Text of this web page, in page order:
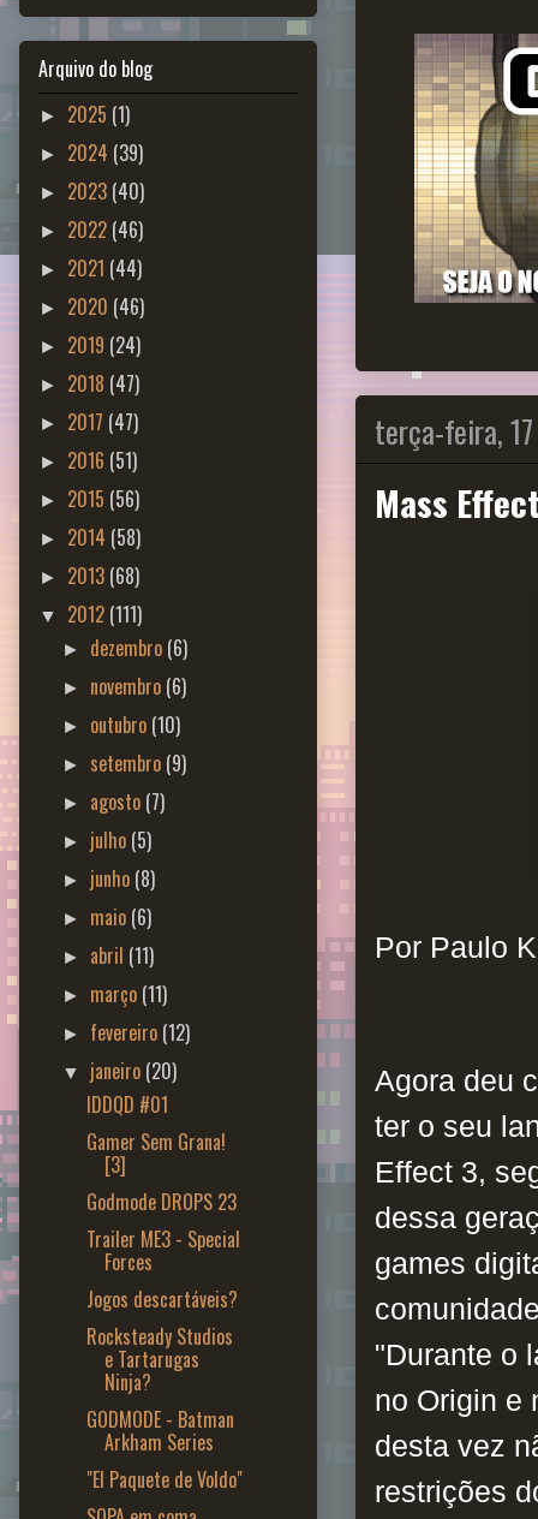
terça-feira,
Mass
Por Paulo
Agora deu
ter o seu
Effect 3,
dessa
games
"Durante o
no Origin e
desta vez
restrições
Arquivo do blog
► 2025 (1)
► 2024 (39)
► 2023 (40)
► 2022 (46)
► 2021 (44)
► 2020 (46)
► 2019 (24)
► 2018 (47)
► 2017 (47)
► 2016 (51)
► 2015 (56)
► 2014 (58)
► 2013 (68)
▼ 2012 (111)
► dezembro (6)
► novembro (6)
► outubro (10)
► setembro (9)
► agosto (7)
► julho (5)
► junho (8)
► maio (6)
► abril (11)
► março (11)
► fevereiro (12)
▼ janeiro (20)
IDDQD #01
Gamer Sem Grana!
[3]
Godmode DROPS 23
Trailer ME3 - Special
Forces
Jogos descartáveis?
Rocksteady Studios
e Tartarugas
Ninja?
GODMODE - Batman
Arkham Series
"El Paquete de Voldo"